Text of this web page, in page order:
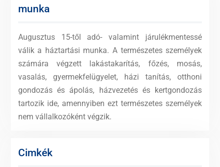
munka
Augusztus 15-től adó- valamint járulékmentessé
válik a háztartási munka. A természetes személyek
számára végzett lakástakarítás, főzés, mosás,
vasalás, gyermekfelügyelet, házi tanítás, otthoni
gondozás és ápolás, házvezetés és kertgondozás
tartozik ide, amennyiben ezt természetes személyek
nem vállalkozóként végzik.
Cimkék